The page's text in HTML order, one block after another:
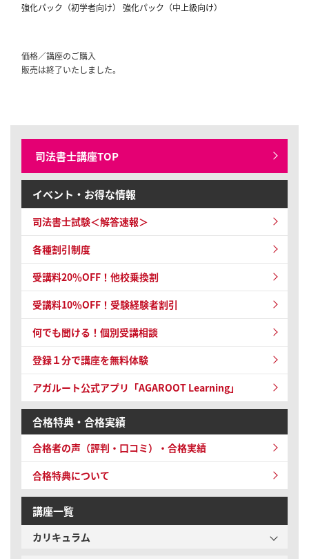
強化パック（初学者向け） 強化パック（中上級向け）
価格／講座のご購入
販売は終了いたしました。
司法書士講座TOP
イベント・お得な情報
司法書士試験＜解答速報＞
各種割引制度
受講料20％OFF！他校乗換割
受講料10％OFF！受験経験者割引
何でも聞ける！個別受講相談
登録１分で講座を無料体験
アガルート公式アプリ「AGAROOT Learning」
合格特典・合格実績
合格者の声（評判・口コミ）・合格実績
合格特典について
講座一覧
カリキュラム